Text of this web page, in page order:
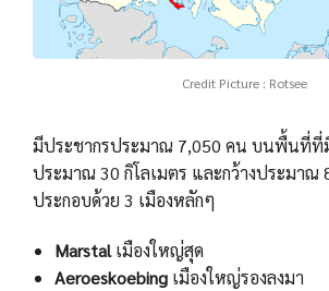
Credit Picture : Rotsee
มีประชากรประมาณ 7,050 คน บนพื้นที่ที่
ประมาณ 30 กิโลเมตร และกว้างประมาณ
ประกอบด้วย 3 เมืองหลักๆ
Marstalเมืองใหญ่สุด
Aeroeskoebing เมืองใหญ่รองลงมา